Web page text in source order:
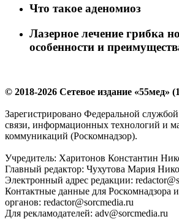
Что такое аденомиоз
Лазерное лечение грибка
особенности и
© 2018-2026 Сетевое издание «55мед»
Зарегистрировано Федеральной
связи, информационных технологий и
коммуникаций (Роскомнадзор).
Учредитель: Харитонов Константин
Главный редактор: Чухутова Мария
Электронный адрес редакции:
Контактные данные для Роскомнадзора
органов: redactor@sorcmedia.ru
Для рекламодателей: adv@sorcmedia.ru